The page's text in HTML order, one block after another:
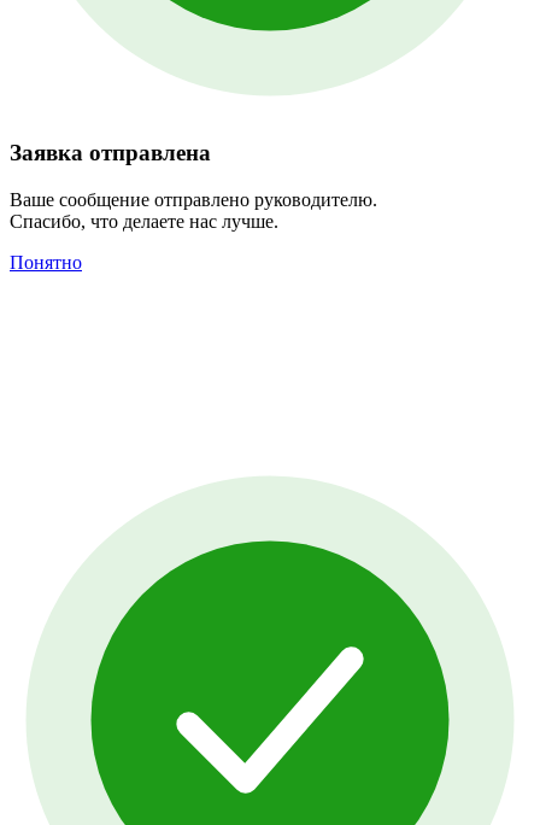
Заявка отправлена
Ваше сообщение отправлено руководителю.
Спасибо, что делаете нас лучше.
Понятно